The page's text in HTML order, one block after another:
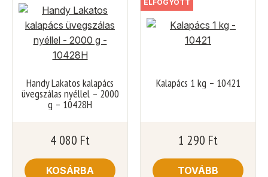
Handy Lakatos kalapács
üvegszálas nyéllel – 2000
g – 10428H
4 080 Ft
KOSÁRBA
ELFOGYOTT
Kalapács 1 kg – 10421
1 290 Ft
TOVÁBB